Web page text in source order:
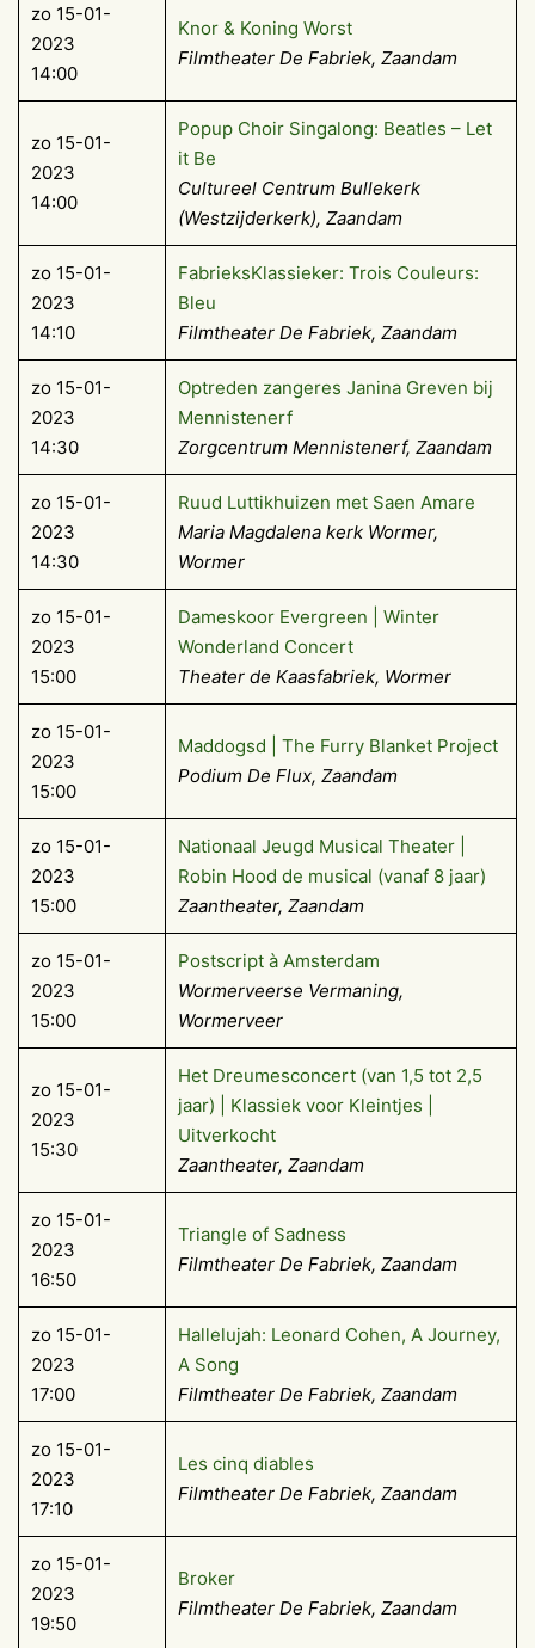
zo 15-01-
2023
14:00
Knor & Koning Worst
Filmtheater De Fabriek, Zaandam
zo 15-01-
2023
14:00
Popup Choir Singalong: Beatles – Let
it Be
Cultureel Centrum Bullekerk
(Westzijderkerk), Zaandam
zo 15-01-
2023
14:10
FabrieksKlassieker: Trois Couleurs:
Bleu
Filmtheater De Fabriek, Zaandam
zo 15-01-
2023
14:30
Optreden zangeres Janina Greven bij
Mennistenerf
Zorgcentrum Mennistenerf, Zaandam
zo 15-01-
2023
14:30
Ruud Luttikhuizen met Saen Amare
Maria Magdalena kerk Wormer,
Wormer
zo 15-01-
2023
15:00
Dameskoor Evergreen | Winter
Wonderland Concert
Theater de Kaasfabriek, Wormer
zo 15-01-
2023
15:00
Maddogsd | The Furry Blanket Project
Podium De Flux, Zaandam
zo 15-01-
2023
15:00
Nationaal Jeugd Musical Theater |
Robin Hood de musical (vanaf 8 jaar)
Zaantheater, Zaandam
zo 15-01-
2023
15:00
Postscript à Amsterdam
Wormerveerse Vermaning,
Wormerveer
zo 15-01-
2023
15:30
Het Dreumesconcert (van 1,5 tot 2,5
jaar) | Klassiek voor Kleintjes |
Uitverkocht
Zaantheater, Zaandam
zo 15-01-
2023
16:50
Triangle of Sadness
Filmtheater De Fabriek, Zaandam
zo 15-01-
2023
17:00
Hallelujah: Leonard Cohen, A Journey,
A Song
Filmtheater De Fabriek, Zaandam
zo 15-01-
2023
17:10
Les cinq diables
Filmtheater De Fabriek, Zaandam
zo 15-01-
2023
19:50
Broker
Filmtheater De Fabriek, Zaandam